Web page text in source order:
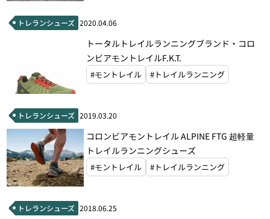
トレランシューズ 2020.04.06
トータルトレイルランニングブランド・コロ
ンビアモントレイルF.K.T.
#モントレイル #トレイルランニング
トレランシューズ 2019.03.20
コロンビアモントレイル ALPINE FTG 超軽量
トレイルランニングシューズ
#モントレイル #トレイルランニング
トレランシューズ 2018.06.25